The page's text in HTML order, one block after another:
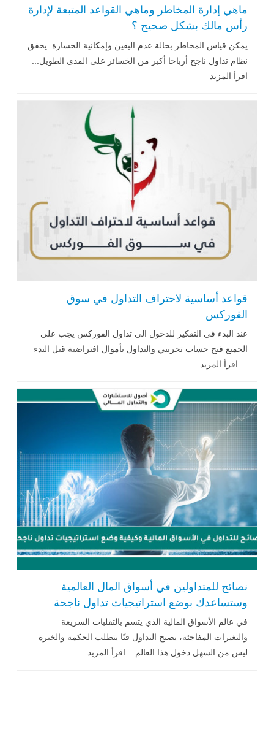
ماهي إدارة المخاطر وماهي القواعد المتبعة لإدارة
رأس مالك بشكل صحيح ؟
يمكن قياس المخاطر بحالة عدم اليقين وإمكانية الخسارة. يحقق
نظام تداول ناجح أرباحا أكبر من الخسائر على المدى الطويل...
اقرأ المزيد
قواعد أساسية لاحتراف التداول في سوق
الفوركس
عند البدء في التفكير للدخول الى تداول الفوركس يجب على
الجميع فتح حساب تجريبي والتداول بأموال افتراضية قبل البدء
... اقرأ المزيد
نصائح للمتداولين في أسواق المال العالمية
وستساعدك بوضع استراتيجيات تداول ناجحة
في عالم الأسواق المالية الذي يتسم بالتقلبات السريعة
والتغيرات المفاجئة، يصبح التداول فنًا يتطلب الحكمة والخبرة
ليس من السهل دخول هذا العالم .. اقرأ المزيد